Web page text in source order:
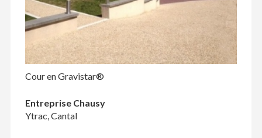
Cour en Gravistar®
Entreprise Chausy
Ytrac, Cantal